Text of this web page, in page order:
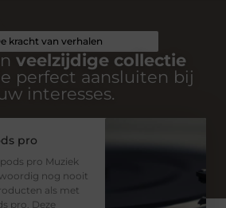
kracht van verhalen
veelzijdige collectie
perfect aansluiten bij
interesses.
pro
pro Muziek
nog nooit
als met
pro. Deze